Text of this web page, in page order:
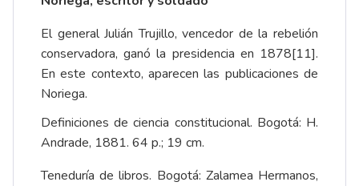
El general Julián Trujillo, vencedor de la rebelión
conservadora, ganó la presidencia en 1878[11].
En este contexto, aparecen las publicaciones de
Noriega.
Definiciones de ciencia constitucional. Bogotá: H.
Andrade, 1881. 64 p.; 19 cm.
Teneduría de libros. Bogotá: Zalamea Hermanos,